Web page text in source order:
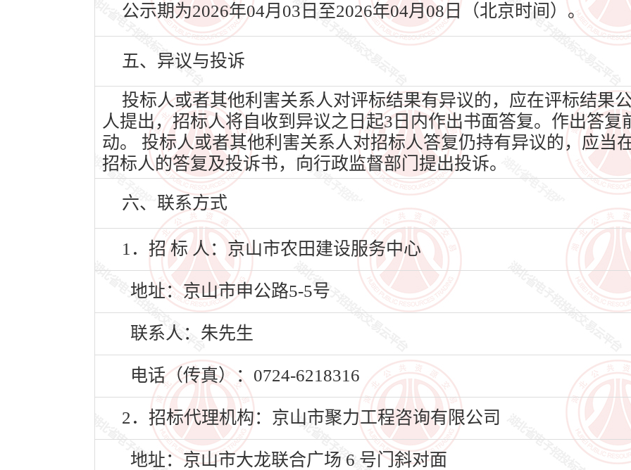
公示期为2026年04月03日至2026年04月08日（北京时间）。
五、异议与投诉
投标人或者其他利害关系人对评标结果有异议的，应在评标结果
人提出，招标人将自收到异议之日起3日内作出书面答复。作出答复
动。 投标人或者其他利害关系人对招标人答复仍持有异议的，应当
招标人的答复及投诉书，向行政监督部门提出投诉。
六、联系方式
1．招 标 人：京山市农田建设服务中心
地址：京山市申公路5-5号
联系人：朱先生
电话（传真）：0724-6218316
2．招标代理机构：京山市聚力工程咨询有限公司
地址：京山市大龙联合广场 6 号门斜对面